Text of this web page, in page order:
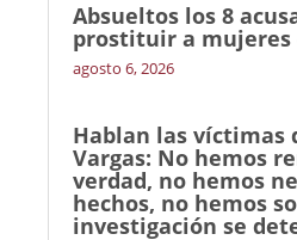
Absueltos los 8
prostituir a mujeres
agosto 6, 2026
Hablan las víctimas
Vargas: No hemos
verdad, no hemos
hechos, no hemos
investigación se